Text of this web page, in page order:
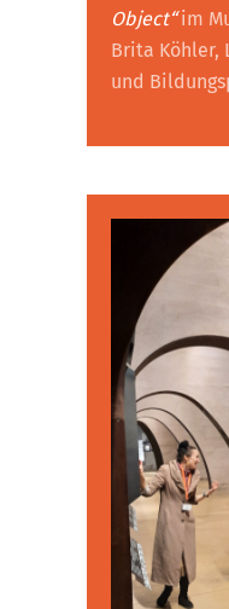
Object“im
Brita Köhler,
und